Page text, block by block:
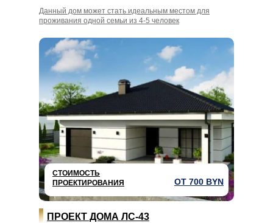
Данный дом может стать идеальным местом для
проживания одной семьи из 4-5 человек
СТОИМОСТЬ
ПРОЕКТИРОВАНИЯ
ОТ 700 BYN
ПРОЕКТ ДОМА ЛС-43